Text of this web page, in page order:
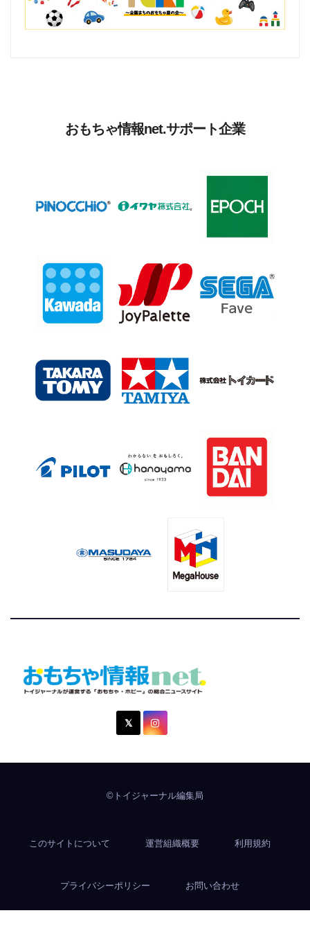
おもちゃ情報net.サポート企業
おもちゃ情報net.
トイジャーナルが運営する「おもちゃ・ホビー」の総合ニュ
©トイジャーナル編集局
このサイトについて 運営組織概要 利用規約
プライバシーポリシー お問い合わせ